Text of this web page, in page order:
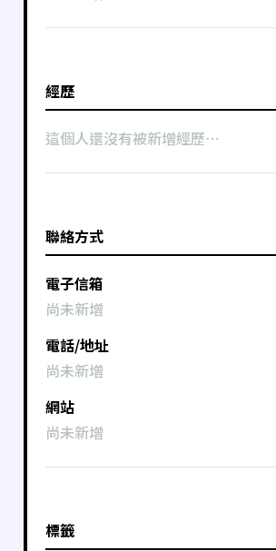
經歷
這個人還沒有被新增經歷⋯
聯絡方式
電子信箱
尚未新增
電話/地址
尚未新增
網站
尚未新增
標籤